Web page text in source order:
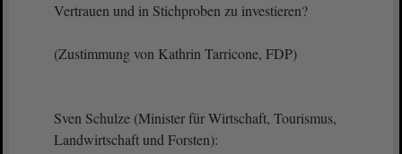
Vertrauen und in Stichproben zu investieren?
(Zustimmung von Kathrin Tarricone, FDP)
Sven Schulze (Minister für Wirtschaft, Tourismus,
Landwirtschaft und Forsten):